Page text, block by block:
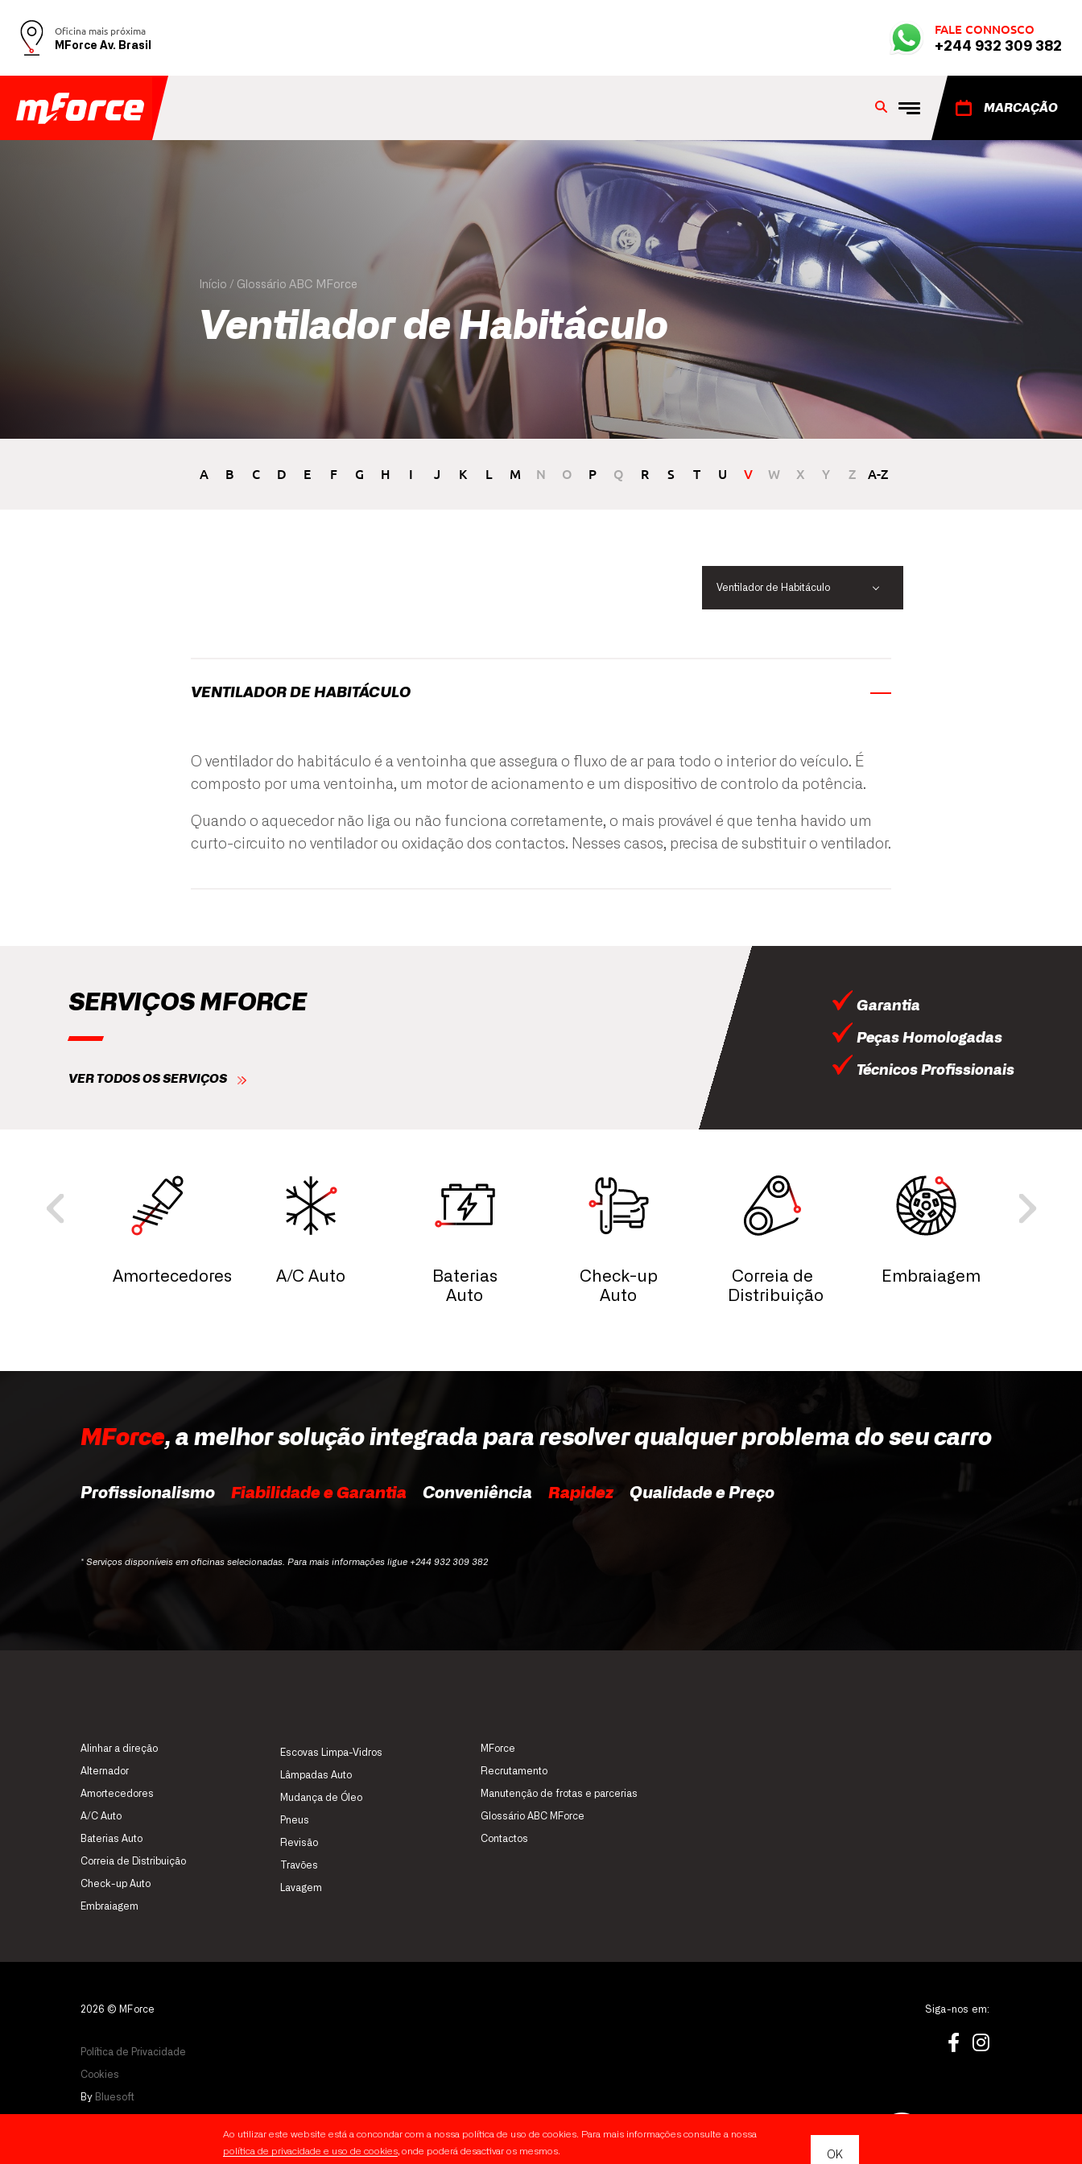
Ao utilizar este website está a concondar com a nossa política de uso de cookies. Para mais informações consulte a nossa
política de privacidade e uso de cookies, onde poderá desactivar os mesmos. OK
Oficina mais próxima
MForce Av. Brasil
FALE CONNOSCO
+244 932 309 382
MARCAÇÃO
Início Glossário ABC MForce
Ventilador de Habitáculo
A B C D E F G H I J K L M N O P Q R S T U V W X Y Z A-Z
Ventilador de Habitáculo
VENTILADOR DE HABITÁCULO
O ventilador do habitáculo é a ventoinha que assegura o fluxo de ar para todo o interior do veículo. É
composto por uma ventoinha, um motor de acionamento e um dispositivo de controlo da potência.
Quando o aquecedor não liga ou não funciona corretamente, o mais provável é que tenha havido um
curto-circuito no ventilador ou oxidação dos contactos. Nesses casos, precisa de substituir o ventilador.
SERVIÇOS MFORCE
VER TODOS OS SERVIÇOS
Garantia
Peças Homologadas
Técnicos Profissionais
Amortecedores A/C Auto
Baterias
Auto
Check-up
Auto
Correia de
Distribuição
Embraiagem
MForce, a melhor solução integrada para resolver qualquer problema do seu carro
Profissionalismo Fiabilidade e GarantiaConveniência RapidezQualidade e Preço
* Serviços disponíveis em oficinas selecionadas. Para mais informações ligue +244 932 309 382
Alinhar a direção
Alternador
Amortecedores
A/C Auto
Baterias Auto
Correia de Distribuição
Check-up Auto
Embraiagem
Escovas Limpa-Vidros
Lâmpadas Auto
Mudança de Óleo
Pneus
Revisão
Travões
Lavagem
MForce
Recrutamento
Manutenção de frotas e parcerias
Glossário ABC MForce
Contactos
2026 © MForce
Política de Privacidade
Cookies
By Bluesoft
Siga-nos em: